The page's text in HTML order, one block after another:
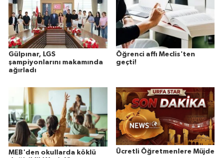
Gülpınar, LGS
şampiyonlarını makamında
ağırladı
Öğrenci affı Meclis'ten
geçti!
MEB'den okullarda köklü
Ücretli Öğretmenlere Müjde